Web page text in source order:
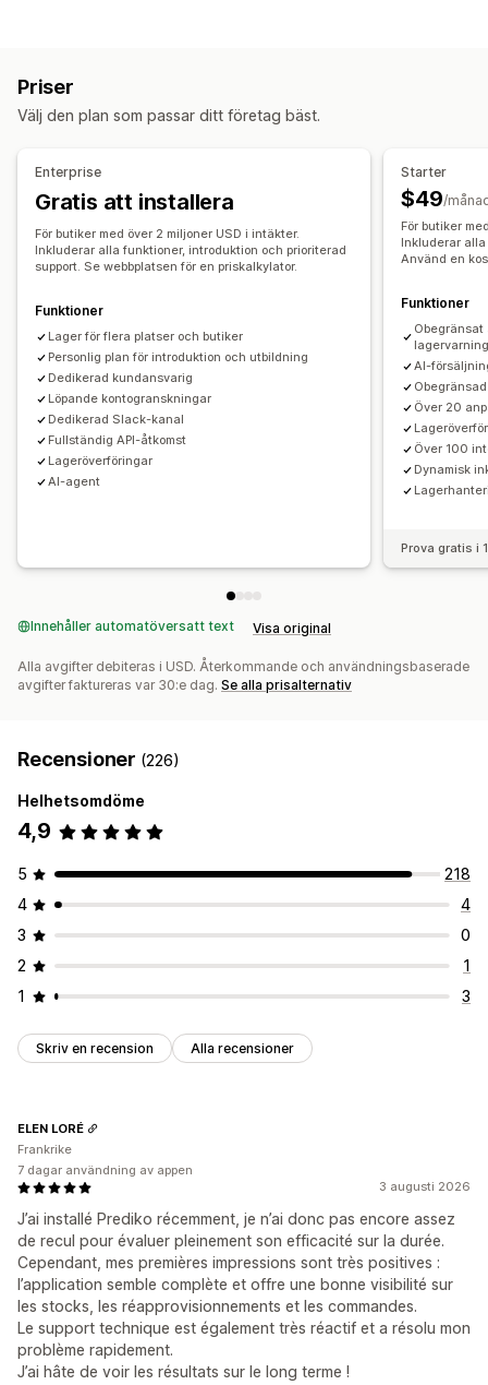
Lageröverföringar
AI-optimering Automatisering av arbetsflödet
Orderhantering
Automatisk bearbetning Inköpsordrar Förbeställningar
Aviseringar om påfyllning av lager
Meddelande om att produkten åter finns i lager
Påminnelser om påfyllning
Aviseringar om lågt lager
Aviseringar om slut i lager
Aviseringar om tröskelvärden
Anpassade rapporter
Analysverktyg
Streckkoder
Manuell
Bulk Realtid Schemalagda Anpassad
Lageraviseringar Aviseringar om lågt lager
Dataimport och -export
Prestandamätvärden
Synkronisering i realtid
Priser
Välj den plan som passar ditt företag bäst.
Enterprise
Gratis att installera
För butiker med över 2 miljoner USD i intäkter.
Inkluderar alla funktioner, introduktion och prioriterad
support. Se webbplatsen för en priskalkylator.
Funktioner
Lager för flera platser och butiker
Personlig plan för introduktion och utbildning
Dedikerad kundansvarig
Löpande kontogranskningar
Dedikerad Slack-kanal
Fullständig API-åtkomst
Lageröverföringar
AI-agent
Starter
$49/
För butiker
Inkluderar
Använd en
Funktioner
Obegränsat
AI-
Över 20
Över 100
Dynamisk
Prova gratis i
Innehåller automatöversatt text Visa original
Alla avgifter debiteras i USD. Återkommande och användningsbaserade
avgifter faktureras var 30:e dag. Se alla prisalternativ
Recensioner (226)
Helhetsomdöme
4,9
5
218
4
4
3
0
2
1
1
3
Skriv en recension Alla recensioner
3 augusti 2026
J’ai installé Prediko récemment, je n’ai donc pas encore assez
de recul pour évaluer pleinement son efficacité sur la durée.
Cependant, mes premières impressions sont très positives :
l’application semble complète et offre une bonne visibilité sur
les stocks, les réapprovisionnements et les commandes.
Le support technique est également très réactif et a résolu mon
problème rapidement.
J’ai hâte de voir les résultats sur le long terme !
ELEN LORÉ
Frankrike
7 dagar användning av appen